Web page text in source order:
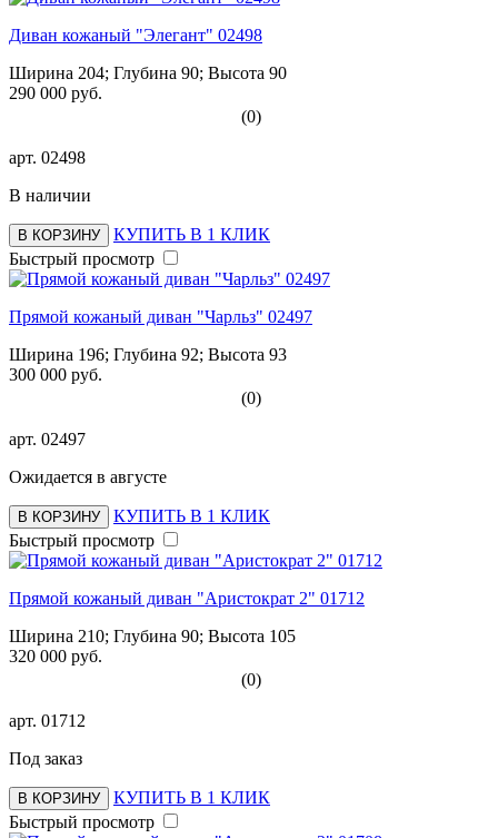
Диван кожаный "Элегант" 02498
Ширина 204; Глубина 90; Высота 90
290 000 руб.
(0)
арт. 02498
В наличии
В КОРЗИНУ
КУПИТЬ В 1 КЛИК
Быстрый просмотр
Прямой кожаный диван "Чарльз" 02497
Ширина 196; Глубина 92; Высота 93
300 000 руб.
(0)
арт. 02497
Ожидается в августе
В КОРЗИНУ
КУПИТЬ В 1 КЛИК
Быстрый просмотр
Прямой кожаный диван "Аристократ 2" 01712
Ширина 210; Глубина 90; Высота 105
320 000 руб.
(0)
арт. 01712
Под заказ
В КОРЗИНУ
КУПИТЬ В 1 КЛИК
Быстрый просмотр